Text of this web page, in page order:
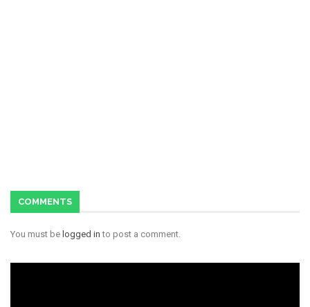
COMMENTS
You must be logged in to post a comment.